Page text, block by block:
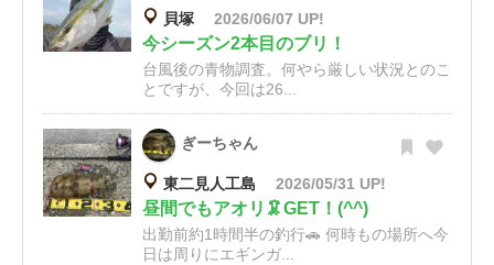
貝塚 2026/06/07 UP!
今シーズン2本目のブリ！
台風後の青物調査。何やら厳しい状況とのこ
とですが、今回は26...
ぎーちゃん
東二見人工島 2026/05/31 UP!
昼間でもアオリ🦑GET！(^^)
出勤前約1時間半の釣行🚗 何時もの場所へ今
日は周りにエギンガ...